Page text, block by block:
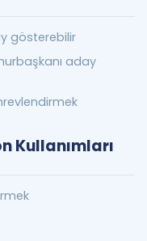
gösterebilir
aday
Kullanımları